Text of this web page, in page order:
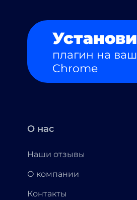
Установи
плагин на ваш
Chrome
О нас
Наши отзывы
О компании
Контакты